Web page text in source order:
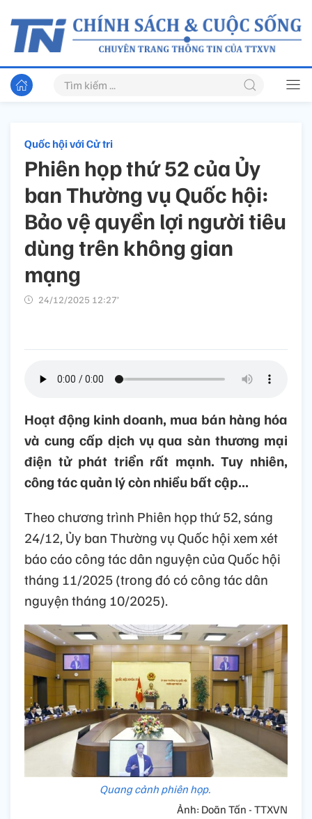
Quốc hội với Cử tri
Phiên họp thứ 52 của Ủy
ban Thường vụ Quốc hội:
Bảo vệ quyền lợi người tiêu
dùng trên không gian
mạng
24/12/2025 12:27’
Hoạt động kinh doanh, mua bán hàng hóa
và cung cấp dịch vụ qua sàn thương mại
điện tử phát triển rất mạnh. Tuy nhiên,
công tác quản lý còn nhiều bất cập...
Theo chương trình Phiên họp thứ 52, sáng
24/12, Ủy ban Thường vụ Quốc hội xem xét
báo cáo công tác dân nguyện của Quốc hội
tháng 11/2025 (trong đó có công tác dân
nguyện tháng 10/2025).
Quang cảnh phiên họp.
Ảnh: Doãn Tấn - TTXVN